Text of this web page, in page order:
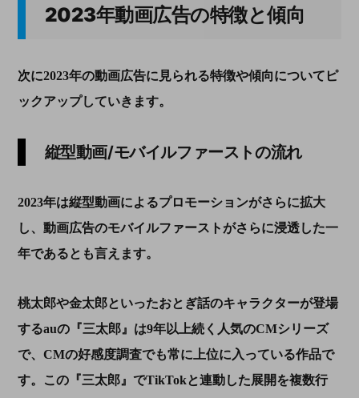
2023年動画広告の特徴と傾向
次に2023年の動画広告に見られる特徴や傾向についてピ
ックアップしていきます。
縦型動画/モバイルファーストの流れ
2023年は縦型動画によるプロモーションがさらに拡大
し、動画広告のモバイルファーストがさらに浸透した一
年であるとも言えます。
桃太郎や金太郎といったおとぎ話のキャラクターが登場
するauの『三太郎』は9年以上続く人気のCMシリーズ
で、 CMの好感度調査でも常に上位に入っている作品で
す。この『三太郎』でTikTokと連動した展開を複数行